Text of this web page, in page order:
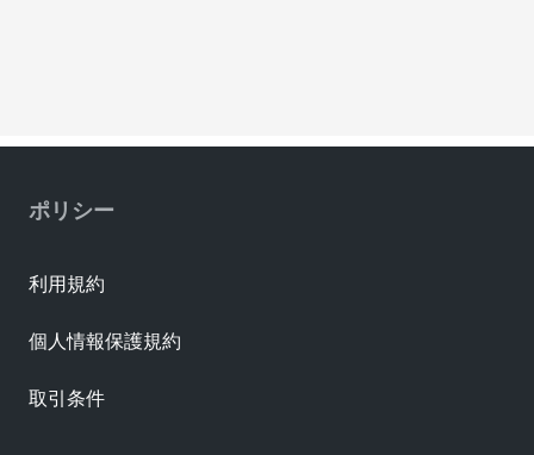
ポリシー
利用規約
個人情報保護規約
取引条件